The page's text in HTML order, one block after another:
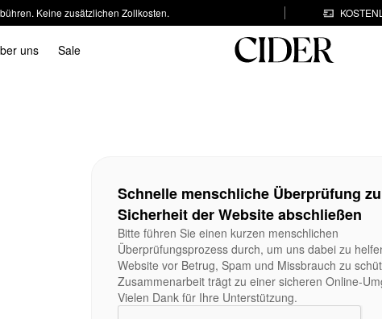
Keine zusätzlichen Zollkosten.
uns Sale
Schnelle menschliche Überprüfung
Sicherheit der Website abschließen
Bitte führen Sie einen kurzen menschlichen
Überprüfungsprozess durch, um uns dabei zu
Website vor Betrug, Spam und Missbrauch zu
Zusammenarbeit trägt zu einer sicheren Online-
Vielen Dank für Ihre Unterstützung.